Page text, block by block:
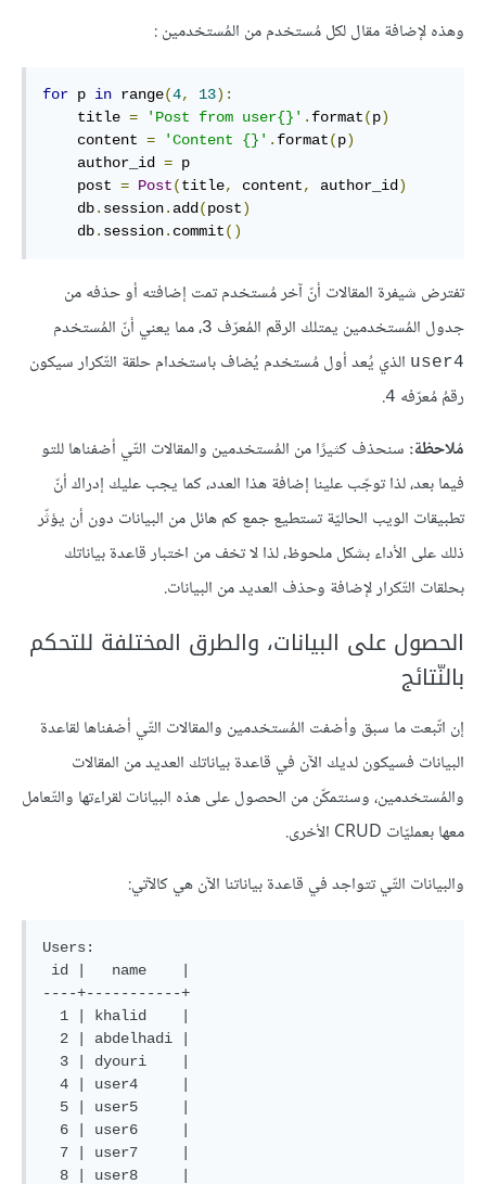
وهذه لإضافة مقال لكل مُستخدم من المُستخدمين :
for p in range(4, 13):
    title
= 'Post from user{}' . format(p)
    content
= 'Content {}' . format(p)
    author_id
= p
    post
= Post(title, content, author_id)
    db
. session. add(post)
    db
. session. commit()
تفترض شيفرة المقالات أنّ آخر مُستخدم تمت إضافته أو حذفه من
جدول المُستخدمين يمتلك الرقم المُعرّف 3، مما يعني أنّ المُستخدم
user4 الذي يُعد أول مُستخدم يُضاف باستخدام حلقة التّكرار سيكون
رقمُ مُعرّفه 4
.
مُلاحظة: سنحذف كثيرًا من المُستخدمين والمقالات التّي أضفناها للتو
فيما بعد، لذا توجّب علينا إضافة هذا العدد، كما يجب عليك إدراك أنّ
تطبيقات الويب الحاليّة تستطيع جمع كم هائل من البيانات دون أن يؤثّر
ذلك على الأداء بشكل ملحوظ، لذا لا تخف من اختبار قاعدة بياناتك
بحلقات التّكرار لإضافة وحذف العديد من البيانات.
الحصول على البيانات، والطرق المختلفة للتحكم
بالنّتائج
إن اتّبعت ما سبق وأضفت المُستخدمين والمقالات التّي أضفناها لقاعدة
البيانات فسيكون لديك الآن في قاعدة بياناتك العديد من المقالات
والمُستخدمين، وسنتمكّن من الحصول على هذه البيانات لقراءتها والتّعامل
معها بعمليّات CRUD الأخرى.
والبيانات التّي تتواجد في قاعدة بياناتنا الآن هي كالآتي:
Users:
----+-----------+